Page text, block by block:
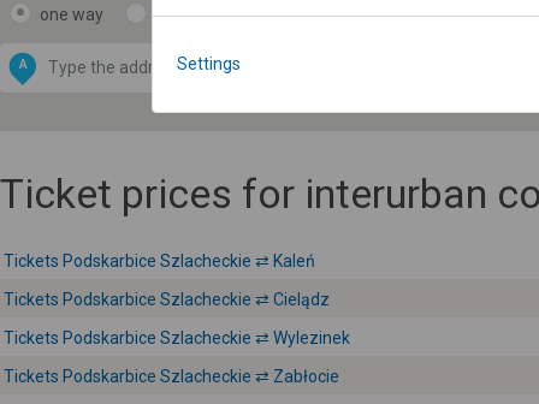
one way return
A
by
OpenStreetMap
Ticket prices for interurban
Tickets Podskarbice Szlacheckie ⇄ Kaleń
Tickets Podskarbice Szlacheckie ⇄ Cielądz
Tickets Podskarbice Szlacheckie ⇄ Wylezinek
Tickets Podskarbice Szlacheckie ⇄ Zabłocie
Settings